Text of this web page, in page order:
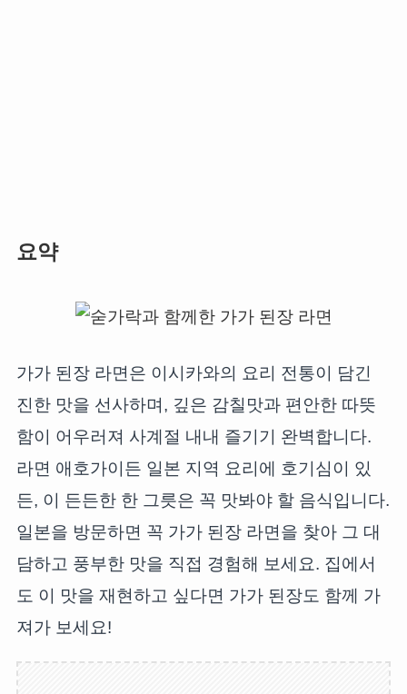
요약
가가 된장 라면은 이시카와의 요리 전통이 담긴
진한 맛을 선사하며, 깊은 감칠맛과 편안한 따뜻
함이 어우러져 사계절 내내 즐기기 완벽합니다.
라면 애호가이든 일본 지역 요리에 호기심이 있
든, 이 든든한 한 그릇은 꼭 맛봐야 할 음식입니다.
일본을 방문하면 꼭 가가 된장 라면을 찾아 그 대
담하고 풍부한 맛을 직접 경험해 보세요. 집에서
도 이 맛을 재현하고 싶다면 가가 된장도 함께 가
져가 보세요!